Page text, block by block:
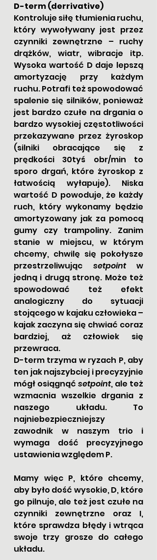
D-term (derrivative)
Kontroluje siłę tłumienia ruchu,
który wywoływany jest przez
czynniki zewnętrzne – ruchy
drążków, wiatr, wibracje itp.
Wysoka wartość D daje lepszą
amortyzację przy każdym
ruchu. Potrafi też spowodować
spalenie się silników, ponieważ
jest bardzo czułe na drgania o
bardzo wysokiej częstotliwości
przekazywane przez żyroskop
(silniki obracające się z
prędkości 30tyś obr/min to
sporo drgań, które żyroskop z
łatwością wyłapuje). Niska
wartość D powoduje, że każdy
ruch, który wykonamy będzie
amortyzowany jak za pomocą
gumy czy trampoliny. Zanim
stanie w miejscu, w którym
chcemy, chwilę się pokołysze
przestrzeliwując setpoint w
jedną i drugą stronę. Może też
spowodować też efekt
analogiczny do sytuacji
stojącego w kajaku człowieka –
kajak zaczyna się chwiać coraz
bardziej, aż człowiek się
przewraca.
D-term trzyma w ryzach P, aby
ten jak najszybciej i precyzyjnie
mógł osiągnąć setpoint, ale też
wzmacnia wszelkie drgania z
naszego układu. To
najniebezpieczniejszy
zawodnik w naszym trio i
wymaga dość precyzyjnego
ustawienia względem P.
Mamy więc P, które chcemy,
aby było dość wysokie, D, które
go pilnuje, ale też jest czułe na
czynniki zewnętrzne oraz I,
które sprawdza błędy i wtrąca
swoje trzy grosze do całego
układu.